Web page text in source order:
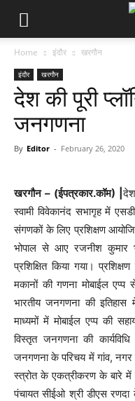
Home इंदौर खरगौन
इंदौर खरगौन
देश की पूरी
जनगणना
By Editor - February 26, 2020
खरगौन – (ईपत्रकार.कॉम) |
स्वामी विवेकानंद सभागृह में
संगणकों के लिए प्रशिक्षण
भोपाल से आए रजनीश कुमार
प्रशिक्षित किया गया।
मकानों की गणना मोबाईल एप्प
भारतीय जनगणना की
माध्यमों में मोबाईल एप्प की
विस्तृत जनगणना की
जनगणना के परिचय में गांव,
स्त्रोत के एकत्रीकरण के बारे में
पंचायत सीईओ श्री डीएस रणदा